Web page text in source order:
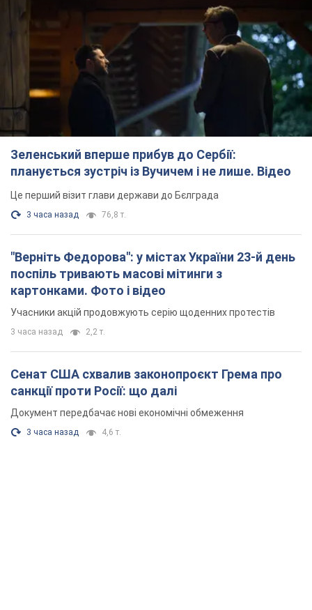
Зеленський вперше прибув до Сербії:
планується зустріч із Вучичем і не лише. Відео
Це перший візит глави держави до Бєлграда
3 часа назад 76,8 т.
"Верніть Федорова": у містах України 23-й день
поспіль тривають масові мітинги з
картонками. Фото і відео
Учасники акцій продовжують серію щоденних протестів
3 часа назад 2,2 т.
Сенат США схвалив законопроєкт Грема про
санкції проти Росії: що далі
Документ передбачає нові економічні обмеження
3 часа назад 4,6 т.